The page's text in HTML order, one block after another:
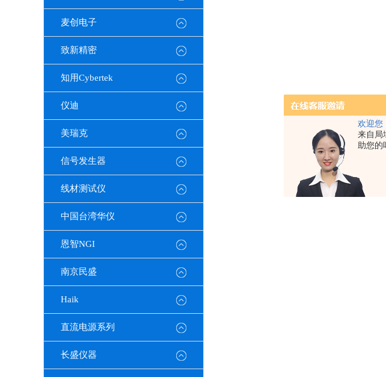
欢迎您
来自局
助您的
麦创电子
致新精密
知用Cybertek
仪迪
美瑞克
信号发生器
线材测试仪
中国台湾华仪
恩智NGI
南京民盛
Haik
直流电源系列
长盛仪器